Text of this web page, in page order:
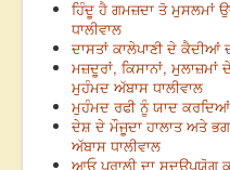
ਹਿੰਦੂ ਹੈ ਗਮਜ਼ਦਾ ਤੋ ਮੁਸਲਮਾਂ
ਧਾਲੀਵਾਲ
ਦਾਸਤਾਂ ਕਾਲੇਪਾਣੀ ਦੇ ਕੈਦੀਆਂ
ਮਜ਼ਦੂਰਾਂ, ਕਿਸਾਨਾਂ,
ਮੁਹੰਮਦ ਅੱਬਾਸ ਧਾਲੀਵਾਲ
ਮੁਹੰਮਦ ਰਫੀ ਨੂੰ ਯਾਦ
ਦੇਸ਼ ਦੇ ਮੌਜੂਦਾ ਹਾਲਾਤ ਅਤੇ
ਅੱਬਾਸ ਧਾਲੀਵਾਲ
ਆਓ ਪਰਾਲੀ ਦਾ ਸਦਉਪਯੋਗ